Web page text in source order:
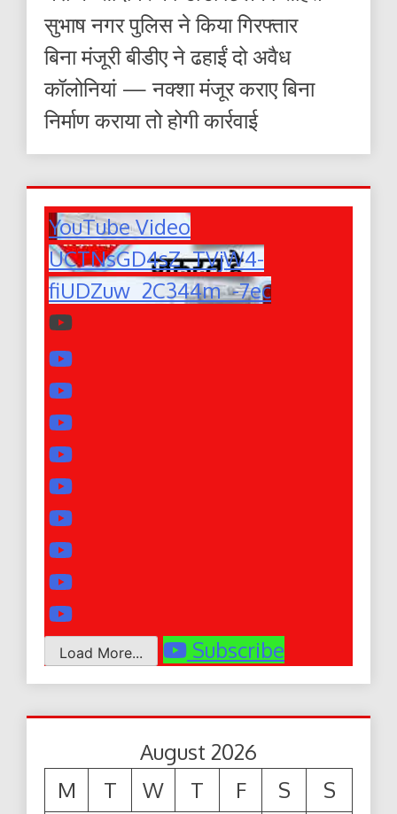
सुभाष नगर पुलिस ने किया गिरफ्तार
बिना मंजूरी बीडीए ने ढहाईं दो अवैध
कॉलोनियां — नक्शा मंजूर कराए बिना
निर्माण कराया तो होगी कार्रवाई
YouTube Video
UCTNsGD4sZ_TVjW4-
fiUDZuw_2C344m_-7ec
Load More... Subscribe
August 2026
M
T W T F S S